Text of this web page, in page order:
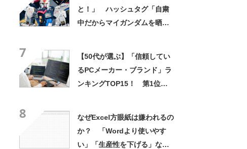
と！」 ハッシュタグ「自粛
中だからマイガンダムを晒そ
7
【50代が選ぶ】「信頼してい
るPCメーカー・ブランド」ラ
ンキングTOP15！ 第1位は
8
なぜExcel方眼紙は嫌われるの
か？ 「Wordより使いやす
い」「生産性を下げる」など